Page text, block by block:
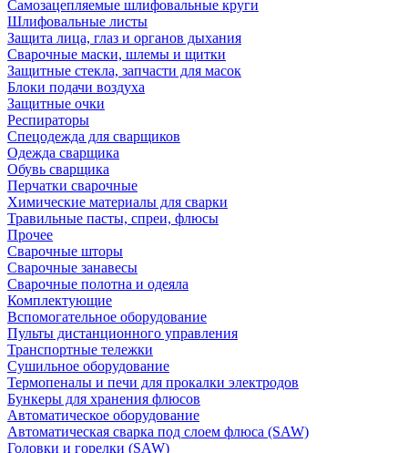
Самозацепляемые шлифовальные круги
Шлифовальные листы
Защита лица, глаз и органов дыхания
Сварочные маски, шлемы и щитки
Защитные стекла, запчасти для масок
Блоки подачи воздуха
Защитные очки
Респираторы
Спецодежда для сварщиков
Одежда сварщика
Обувь сварщика
Перчатки сварочные
Химические материалы для сварки
Травильные пасты, спреи, флюсы
Прочее
Сварочные шторы
Сварочные занавесы
Сварочные полотна и одеяла
Комплектующие
Вспомогательное оборудование
Пульты дистанционного управления
Транспортные тележки
Сушильное оборудование
Термопеналы и печи для прокалки электродов
Бункеры для хранения флюсов
Автоматическое оборудование
Автоматическая сварка под слоем флюса (SAW)
Головки и горелки (SAW)